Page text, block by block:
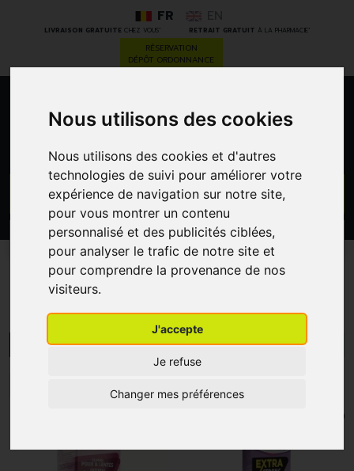
Nous utilisons des cookies
Nous utilisons des cookies et d'autres
technologies de suivi pour améliorer votre
expérience de navigation sur notre site,
pour vous montrer un contenu
personnalisé et des publicités ciblées,
pour analyser le trafic de notre site et
pour comprendre la provenance de nos
visiteurs.
J'accepte
Je refuse
Changer mes préférences
LIVRAISON GRATUITECHEZ VOUS* RETRAIT GRATUIT À LA PHARMACIE *
FR
RÉSERVATION
DÉPÔT ORDONNANCE
CATÉGORIES PROMOS
Paranix
MENU/FILTRES